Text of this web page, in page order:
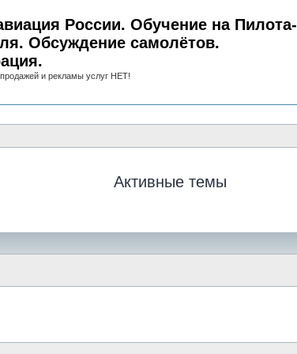
России. Обучение на Пилота-
Обсуждение самолётов.
и рекламы услуг НЕТ!
Активные темы